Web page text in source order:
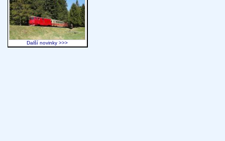
Další novinky >>>